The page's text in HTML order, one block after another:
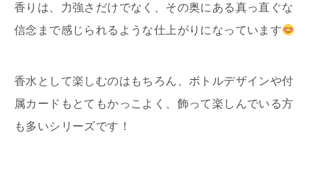
香りは、力強さだけでなく、その奥にある真っ直ぐな
信念まで感じられるような仕上がりになっています
香水として楽しむのはもちろん、ボトルデザインや付
属カードもとてもかっこよく、飾って楽しんでいる方
も多いシリーズです！